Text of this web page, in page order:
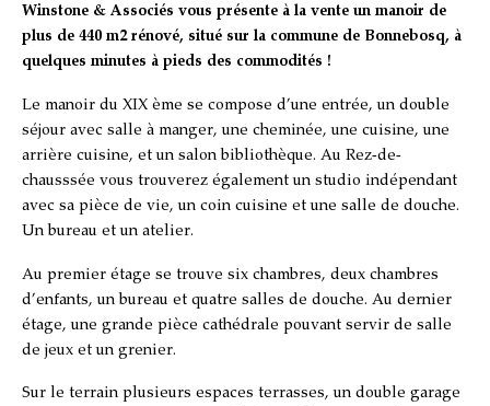
Winstone & Associés vous présente à la vente un manoir de
plus de 440 m2 rénové, situé sur la commune de Bonnebosq, à
quelques minutes à pieds des commodités !
Le manoir du XIX ème se compose d’une entrée, un double
séjour avec salle à manger, une cheminée, une cuisine, une
arrière cuisine, et un salon bibliothèque. Au Rez-de-
chausssée vous trouverez également un studio indépendant
avec sa pièce de vie, un coin cuisine et une salle de douche.
Un bureau et un atelier.
Au premier étage se trouve six chambres, deux chambres
d’enfants, un bureau et quatre salles de douche. Au dernier
étage, une grande pièce cathédrale pouvant servir de salle
de jeux et un grenier.
Sur le terrain plusieurs espaces terrasses, un double garage